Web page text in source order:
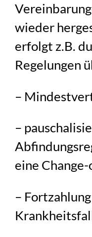
wieder
erfolgt z.B.
Regelungen
–
–
eine
–